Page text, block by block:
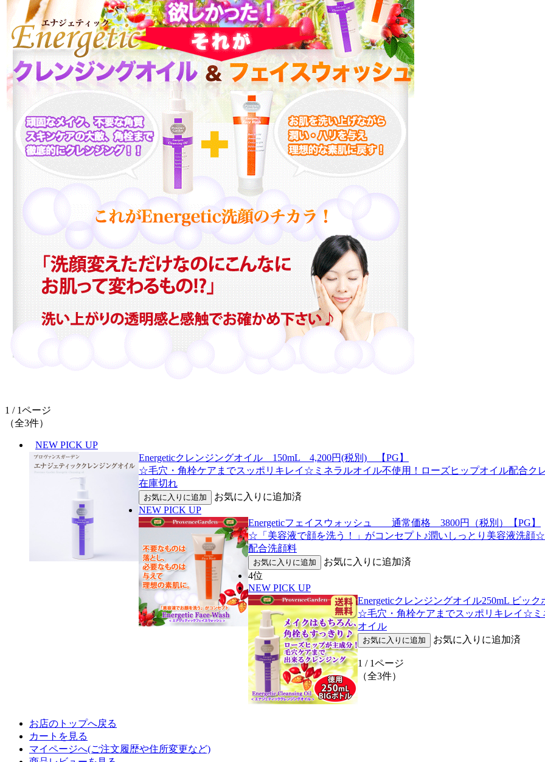
1 / 1ページ
（全3件）
NEW PICK UP
Energeticクレンジングオイル 150mL 4,200円(税別) 【PG】
☆毛穴・角栓ケアまでスッポリキレイ☆ミネラルオイル不使用！ローズヒップオイル配合ク
在庫切れ
お気に入りに追加済
NEW PICK UP
Energeticフェイスウォッシュ 通常価格 3800円（税別）【PG】
☆「美容液で顔を洗う！」がコンセプト♪潤いしっとり美容液洗顔
配合洗顔料
お気に入りに追加済
4位
NEW PICK UP
Energeticクレンジングオイル250mL ビ
☆毛穴・角栓ケアまでスッポリキレイ☆ミ
オイル
お気に入りに追加済
1 / 1ページ
（全3件）
お店のトップへ戻る
カートを見る
マイページへ(ご注文履歴や住所変更など)